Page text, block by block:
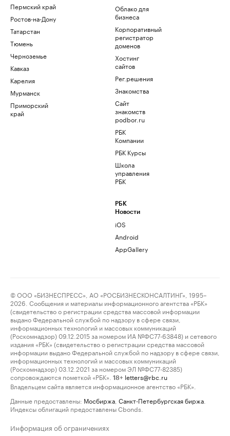
Пермский край
Ростов-на-Дону
Татарстан
Тюмень
Черноземье
Кавказ
Карелия
Мурманск
Приморский
край
Облако для
бизнеса
Корпоративный
регистратор
доменов
Хостинг
сайтов
Рег.решения
Знакомства
Сайт
знакомств
podbor.ru
РБК
Компании
РБК Курсы
Школа
управления
РБК
РБК
Новости
iOS
Android
AppGallery
© ООО «БИЗНЕСПРЕСС», АО «РОСБИЗНЕСКОНСАЛТИНГ», 1995–
2026. Сообщения и материалы информационного агентства «РБК»
(свидетельство о регистрации средства массовой информации
выдано Федеральной службой по надзору в сфере связи,
информационных технологий и массовых коммуникаций
(Роскомнадзор) 09.12.2015 за номером ИА №ФС77-63848) и сетевого
издания «РБК» (свидетельство о регистрации средства массовой
информации выдано Федеральной службой по надзору в сфере связи,
информационных технологий и массовых коммуникаций
(Роскомнадзор) 03.12.2021 за номером ЭЛ №ФС77-82385)
сопровождаются пометкой «РБК».
18+ letters@rbc.ru
Владельцем сайта является информационное агентство «РБК».
Данные предоставлены: Мосбиржа Санкт-Петербургская биржа
Индексы облигаций предоставлены Cbonds.
Информация об ограничениях